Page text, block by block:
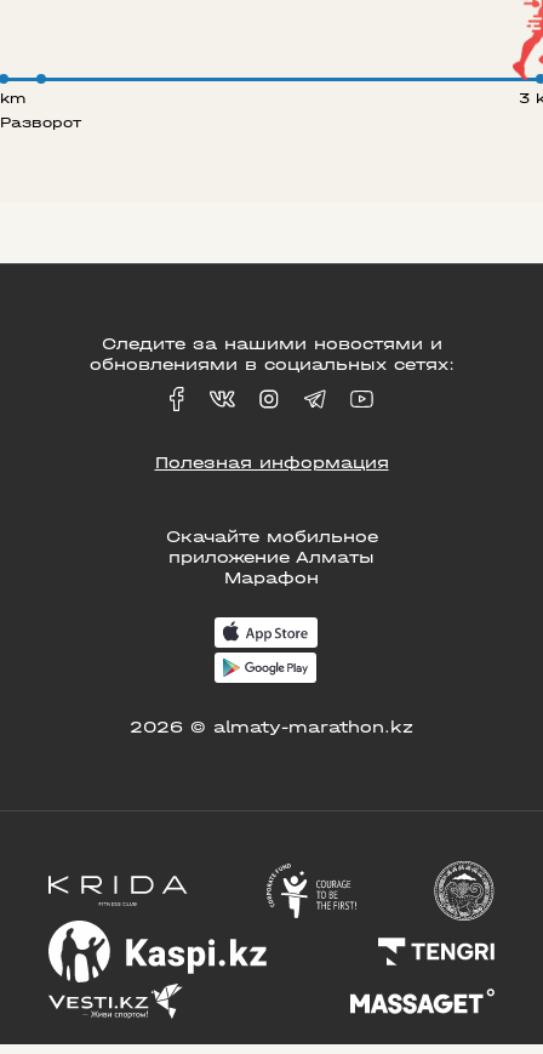
Разворот
3
Скачайте мобильное
приложение Алматы
Марафон
2026 © almaty-marathon.kz
Следите за нашими новостями и
обновлениями в социальных сетях:
Полезная информация